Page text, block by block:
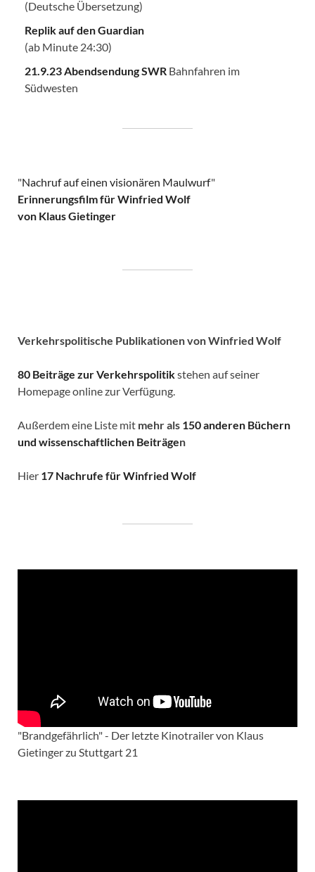
(Deutsche Übersetzung)
Replik auf den Guardian
(ab Minute 24:30)
21.9.23 Abendsendung SWR Bahnfahren im
Südwesten
"Nachruf auf einen visionären Maulwurf"
Erinnerungsfilm für Winfried Wolf
von Klaus Gietinger
Verkehrspolitische Publikationen von Winfried Wolf
80 Beiträge zur Verkehrspolitikstehen auf seiner
Homepage online zur Verfügung.
Außerdem eine Liste mit mehr als 150 anderen Büchern
und wissenschaftlichen Beiträgen
Hier 17 Nachrufe für Winfried Wolf
"Brandgefährlich" - Der letzte Kinotrailer von Klaus
Gietinger zu Stuttgart 21